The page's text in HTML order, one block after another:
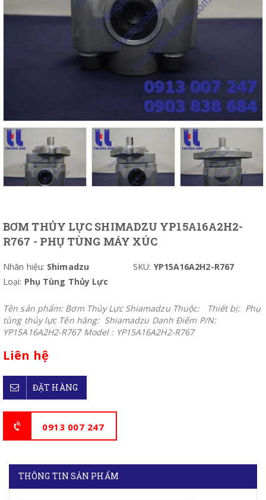
BƠM THỦY LỰC SHIMADZU YP15A16A2H2-
R767 - PHỤ TÙNG MÁY XÚC
Nhãn hiệu: Shimadzu SKU: YP15A16A2H2-R767
Loại: Phụ Tùng Thủy Lực
Tên sản phẩm: Bơm Thủy Lực Shiamadzu Thuộc: Thiết bị: Phụ
tùng thủy lực Tên hãng: Shiamadzu Danh Điểm P/N:
YP15A16A2H2-R767 Model : YP15A16A2H2-R767
Liên hệ
ĐẶT HÀNG
0913 007 247
THÔNG TIN SẢN PHẨM